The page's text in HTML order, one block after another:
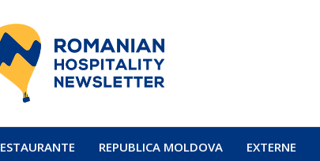
REPUBLICA MOLDOVA EXTERNE